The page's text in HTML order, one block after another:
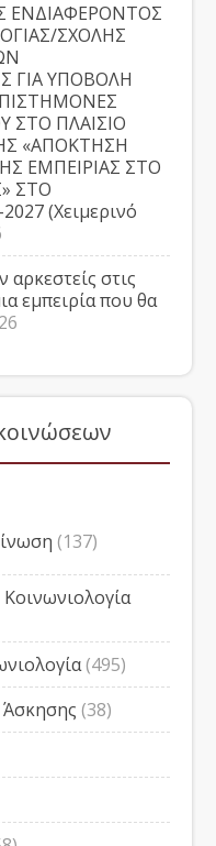
ΕΝΔΙΑΦΕΡΟΝΤΟΣ
ΣΧΟΛΗΣ
ΓΙΑ ΥΠΟΒΟΛΗ
ΣΤΟ ΠΛΑΙΣΙΟ
«ΑΠΟΚΤΗΣΗ
ΕΜΠΕΙΡΙΑΣ ΣΤΟ
ΣΤΟ
(Χειμερινό
αρκεστείς στις
εμπειρία που θα
(137)
(495)
Άσκησης (38)